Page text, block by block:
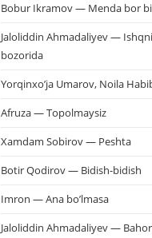
Bobur Ikramov — Menda bor
Jaloliddin Ahmadaliyev —
bozorida
Yorqinxo’ja Umarov, Noila
Afruza — Topolmaysiz
Xamdam Sobirov — Peshta
Botir Qodirov — Bidish-bidish
Imron — Ana bo’lmasa
Jaloliddin Ahmadaliyev —